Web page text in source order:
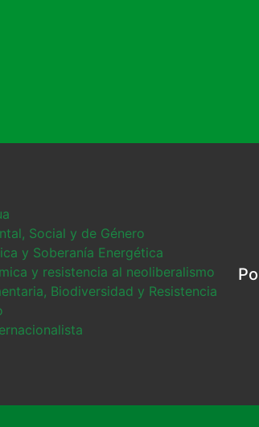
Social y de Género
y Soberanía Energética
y resistencia al neoliberalismo
Biodiversidad y Resistencia